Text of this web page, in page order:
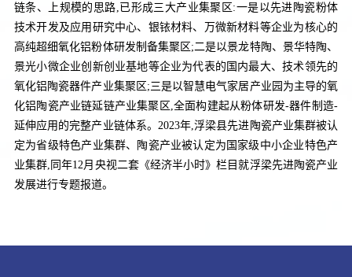
链条、上规模的思路,已形成三大产业集聚区:一是以先进陶瓷粉体
技术开发及应用研究中心、银铱材料、万微新材料等企业为核心的
高纯超细氧化铝粉体研发制备集聚区;二是以景龙特陶、景华特陶、
景光小微企业创新创业基地等企业为代表的国内最大、技术领先的
氧化铝陶瓷器件产业集聚区;三是以智慧电气家居产业园为主导的氧
化铝陶瓷产业链延链产业集聚区,全面构建起从粉体研发-器件制造-
延伸应用的完整产业链体系。2023年,浮梁县先进陶瓷产业集群被认
定为省级特色产业集群、陶瓷产业被认定为国家级中小企业特色产
业集群,同年12月央视二套《经济半小时》栏目就浮梁先进陶瓷产业
发展进行专题报道。